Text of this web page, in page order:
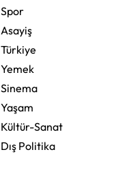
Spor
Asayiş
Türkiye
Yemek
Sinema
Yaşam
Kültür-Sanat
Dış Politika